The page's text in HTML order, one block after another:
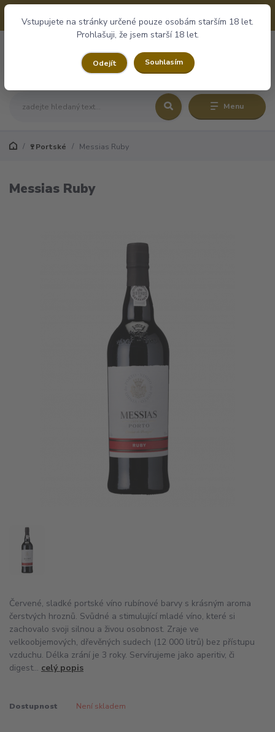
Vstupujete na stránky určené pouze osobám starším 18 let.
Prohlašuji, že jsem starší 18 let.
Odejít Souhlasím
Menu
10:00 - 16:00
🍷Portské Messias Ruby
Messias Ruby
Červené, sladké portské víno rubínové barvy s krásným aroma
čerstvých hroznů. Svůdné a stimulující mladé víno, které si
zachovalo svoji silnou a živou osobnost. Zraje ve
velkoobjemových, dřevěných sudech (12 000 litrů) bez přístupu
vzduchu. Délka zrání je 3 roky. Servírujeme jako aperitiv, či
digest... celý popis
Dostupnost Není skladem